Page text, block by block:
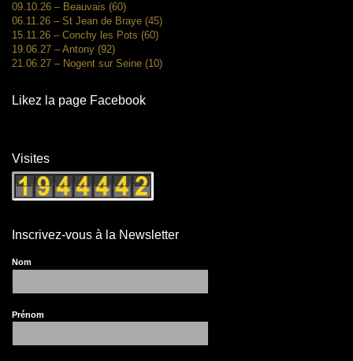
09.10.26 – Beauvais (60)
06.11.26 – St Jean de Braye (45)
15.11.26 – Conchy les Pots (60)
19.06.27 – Antony (92)
21.06.27 – Nogent sur Seine (10)
Likez la page Facebook
Visites
Inscrivez-vous à la Newsletter
Nom
Prénom